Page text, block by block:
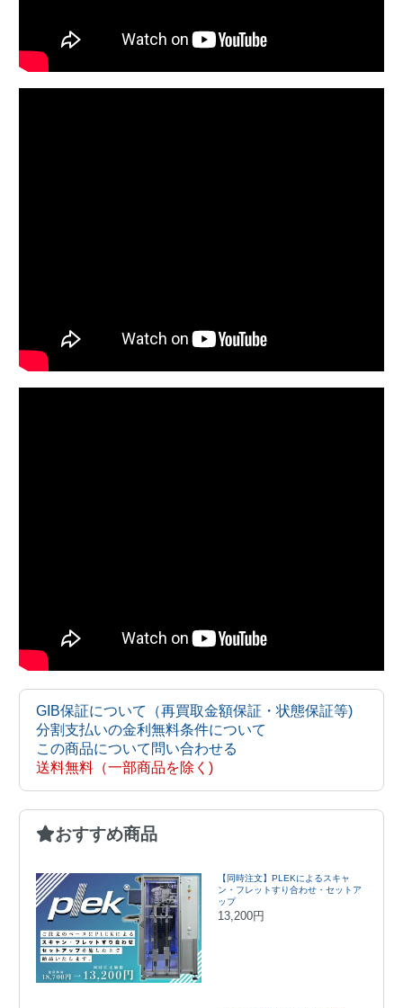
GIB保証について（再買取金額保証・状態保証等)
分割支払いの金利無料条件について
この商品について問い合わせる
送料無料（一部商品を除く)
おすすめ商品
【同時注文】PLEKによるスキャ
ン・フレットすり合わせ・セットア
ップ
13,200円